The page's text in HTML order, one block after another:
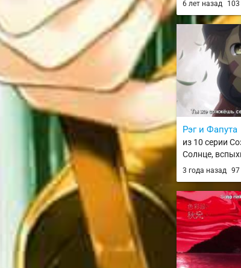
Isogashii desu
desu ka? /
6 лет назад
Рэг и Фапута
из 10 серии
Солнце,
городе / Made
3 года назад